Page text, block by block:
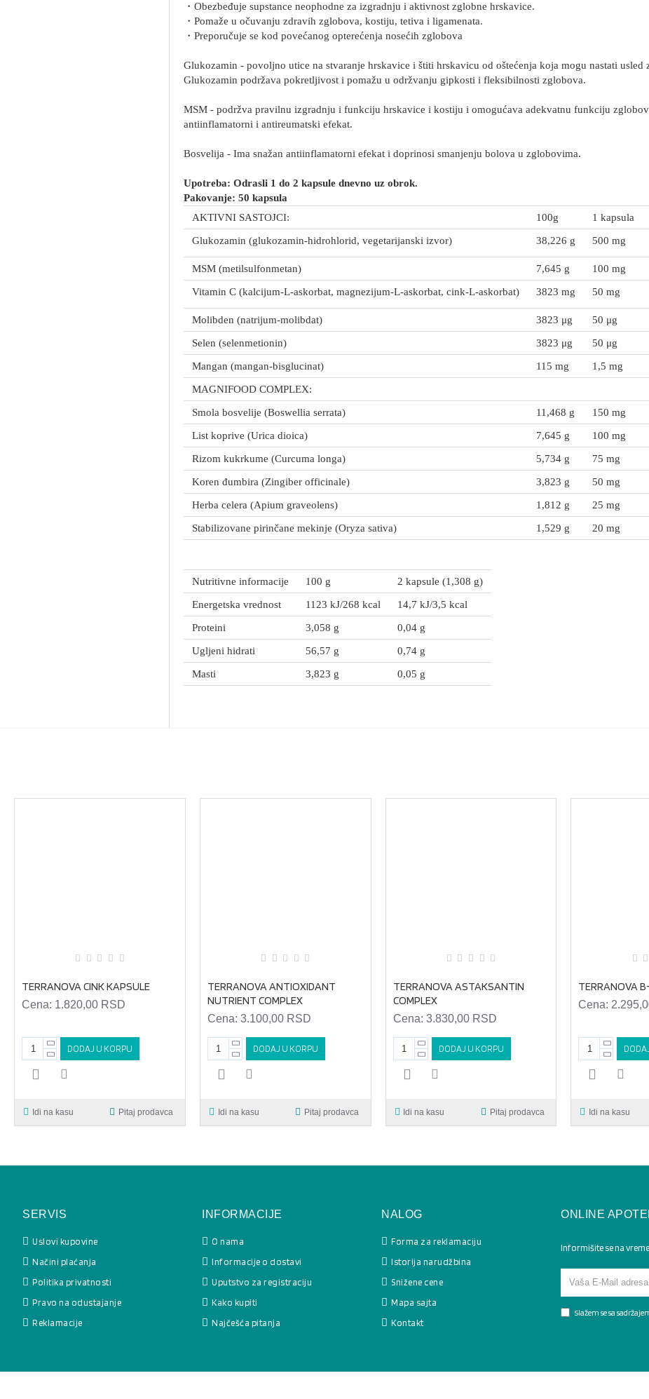
・Obezbeđuje supstance neophodne za izgradnju i aktivnost zglobne hrskavice.
・Pomaže u očuvanju zdravih zglobova, kostiju, tetiva i ligamenata.
・Preporučuje se kod povećanog opterećenja nosećih zglobova
Glukozamin - povoljno utice na stvaranje hrskavice i štiti hrskavicu od oštećenja koja mogu nastati
Glukozamin podržava pokretljivost i pomažu u održvanju gipkosti i fleksibilnosti zglobova.
MSM - podržva pravilnu izgradnju i funkciju hrskavice i kostiju i omogućava adekvatnu funkciju
antiinflamatorni i antireumatski efekat.
Bosvelija - Ima snažan antiinflamatorni efekat i doprinosi smanjenju bolova u zglobovima.
Upotreba: Odrasli 1 do 2 kapsule dnevno uz obrok.
Pakovanje: 50 kapsula
AKTIVNI SASTOJCI:
100g 1 kapsula
Glukozamin (glukozamin-hidrohlorid, vegetarijanski izvor) 38,226 g 500 mg
MSM (metilsulfonmetan) 7,645 g 100 mg
Vitamin C (kalcijum-L-askorbat, magnezijum-L-askorbat, cink-L-askorbat) 3823 mg 50 mg
Molibden (natrijum-molibdat) 3823 μg 50 μg
Selen (selenmetionin) 3823 μg 50 μg
Mangan (mangan-bisglucinat) 115 mg 1,5 mg
MAGNIFOOD COMPLEX:
Smola bosvelije (Boswellia serrata) 11,468 g 150 mg
List koprive (Urica dioica) 7,645 g 100 mg
Rizom kukrkume (Curcuma longa) 5,734 g 75 mg
Koren đumbira (Zingiber officinale) 3,823 g 50 mg
Herba celera (Apium graveolens) 1,812 g 25 mg
Stabilizovane pirinčane mekinje (Oryza sativa) 1,529 g 20 mg
Nutritivne informacije 100 g 2 kapsule (1,308 g)
Energetska vrednost 1123 kJ/268 kcal 14,7 kJ/3,5 kcal
Proteini 3,058 g 0,04 g
Ugljeni hidrati 56,57 g 0,74 g
Masti 3,823 g 0,05 g
TERRANOVA CINK KAPSULE
Cena: 1.820,00 RSD
DODAJ U KORPU
Idi na kasu Pitaj prodavca
TERRANOVA ANTIOXIDANT
NUTRIENT COMPLEX
Cena: 3.100,00 RSD
DODAJ U KORPU
Idi na kasu Pitaj prodavca
TERRANOVA ASTAKSANTIN
COMPLEX
Cena: 3.830,00 RSD
DODAJ U KORPU
Idi na kasu Pitaj prodavca
TERRANOVA
Cena:
Idi na kasu
SERVIS
Uslovi kupovine
Načini plaćanja
Politika privatnosti
Pravo na odustajanje
Reklamacije
INFORMACIJE
O nama
Informacije o dostavi
Uputstvo za registraciju
Kako kupiti
Najčešća pitanja
NALOG
Forma za reklamaciju
Istorija narudžbina
Snižene cene
Mapa sajta
Kontakt
ONLINE
Informišite se na
Slažem se sa